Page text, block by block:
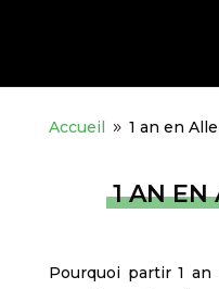
Accueil 9 1 an en
1 AN EN
Pourquoi partir 1